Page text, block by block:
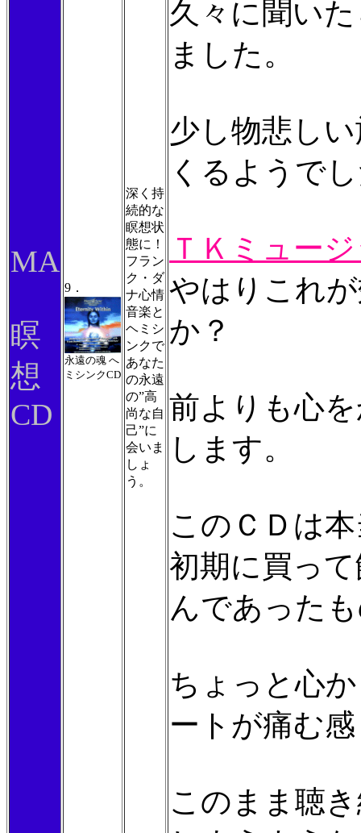
MA
瞑
想
CD
9．
永遠の魂 へ
ミシンクCD
深く持
続的な
瞑想状
態に！
フラン
ク・ダ
ナ心情
音楽と
ヘミシ
ンクで
あなた
の永遠
の”高
尚な自
己”に
会いま
しょ
う。
久々に聞い
ました。
少し物悲し
くるようで
ＴＫミュー
やはりこれ
か？
前よりも心
します。
このＣＤは
初期に買っ
んであった
ちょっと心
ートが痛む
このまま聴